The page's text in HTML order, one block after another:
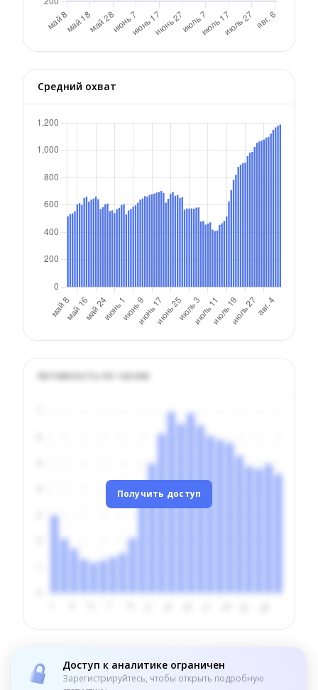
Средний охват
Активность по часам
Получить доступ
Доступ к аналитике ограничен
Зарегистрируйтесь, чтобы открыть подробную